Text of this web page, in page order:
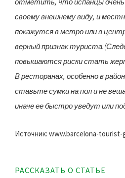
своему внешнему виду, и
покажутся в метро или в
верный признак
повышаются риски стать
В ресторанах, особенно в
ставьте сумки на пол и не
иначе ее быстро уведут или
Источник: www.barcelona-tourist-
РАССКАЗАТЬ О СТАТЬЕ